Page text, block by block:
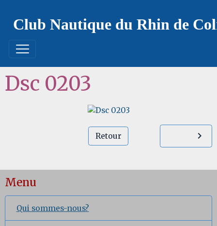
Club Nautique du Rhin de
Dsc 0203
Retour
Menu
Qui sommes-nous?